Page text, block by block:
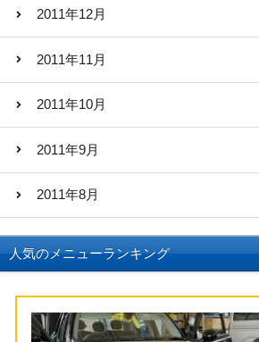
2011年12月
2011年11月
2011年10月
2011年9月
2011年8月
人気のメニューランキング